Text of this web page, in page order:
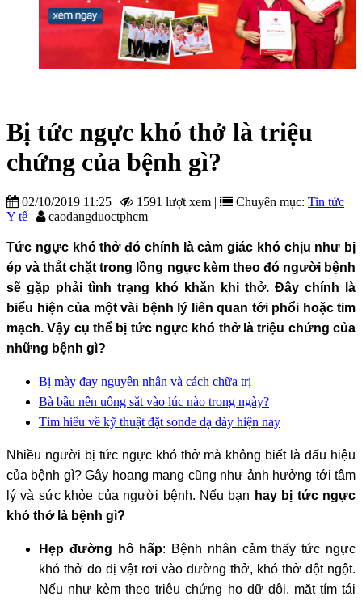
Bị tức ngực khó thở là triệu
chứng của bệnh gì?
02/10/2019 11:25 | 1591 lượt xem | Chuyên mục: Tin tức
Y tế | caodangduoctphcm
Tức ngực khó thở đó chính là cảm giác khó chịu như bị
ép và thắt chặt trong lồng ngực kèm theo đó người bệnh
sẽ gặp phải tình trạng khó khăn khi thở. Đây chính là
biểu hiện của một vài bệnh lý liên quan tới phổi hoặc tim
mạch. Vậy cụ thể bị tức ngực khó thở là triệu chứng của
những bệnh gì?
Bị mày đay nguyên nhân và cách chữa trị
Bà bầu nên uống sắt vào lúc nào trong ngày?
Tìm hiểu về kỹ thuật đặt sonde dạ dày hiện nay
Nhiều người bị tức ngực khó thở mà không biết là dấu hiệu
của bệnh gì? Gây hoang mang cũng như ảnh hưởng tới tâm
lý và sức khỏe của người bệnh. Nếu bạn hay bị tức ngực
khó thở là bệnh gì?
Hẹp đường hô hấp: Bệnh nhân cảm thấy tức ngực
khó thở do dị vật rơi vào đường thở, khó thở đột ngột.
Nếu như kèm theo triệu chứng ho dữ dội, mặt tím tái